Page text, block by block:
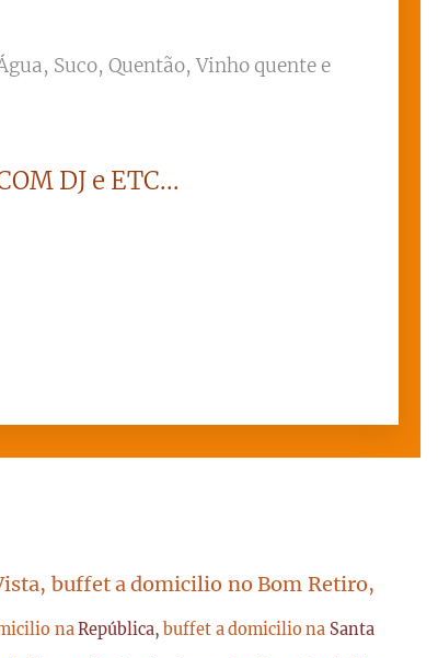
Suco, Quentão, Vinho quente e
DJ e ETC...
buffet a domicilio no Bom Retiro,
naRepública,buffet a domicilio na Santa